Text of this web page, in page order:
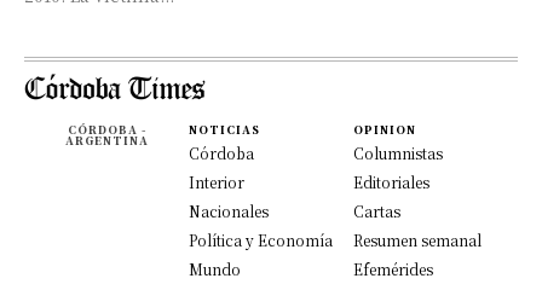
CÓRDOBA -
ARGENTINA
NOTICIAS
Córdoba
Interior
Nacionales
Política y Economía
Mundo
OPINION
Columnistas
Editoriales
Cartas
Resumen semanal
Efemérides